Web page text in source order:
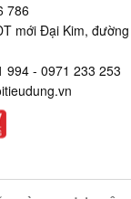
786
mới Đại Kim,
994 - 0971 233 253